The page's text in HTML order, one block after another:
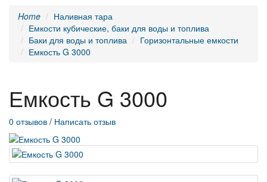
Home
Наливная тара
Емкости кубические, баки для воды и топлива
Баки для воды и топлива
Горизонтальные емкости
Емкость G 3000
Емкость G 3000
0 отзывов / Написать отзыв